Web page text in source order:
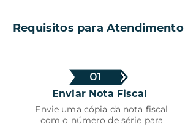
01
Requisitos para Atendimento
Enviar Nota Fiscal
Envie uma cópia da nota fiscal
com o número de série para